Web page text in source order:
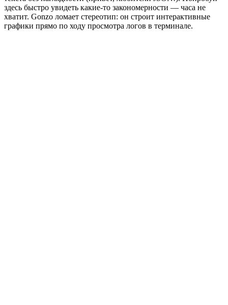
здесь быстро увидеть какие-то закономерности — часа не
хватит. Gonzo ломает стереотип: он строит интерактивные
графики прямо по ходу просмотра логов в терминале.